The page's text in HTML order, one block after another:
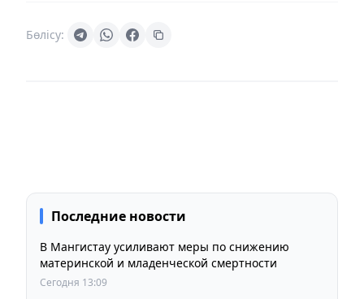
Бөлісу:
Последние новости
В Мангистау усиливают меры по снижению
материнской и младенческой смертности
Сегодня 13:09